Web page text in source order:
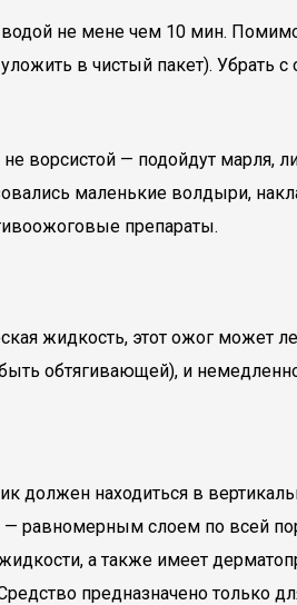
не мене чем 10 мин.
в чистый пакет). Убрать с
ворсистой — подойдут марля,
маленькие волдыри,
препараты.
жидкость, этот ожог может
обтягивающей), и
должен находиться в
— равномерным слоем по всей
а также имеет
предназначено только